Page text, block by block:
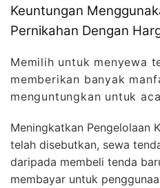
Keuntungan
Pernikahan Dengan
Memilih untuk menyewa
memberikan banyak
menguntungkan untuk
Meningkatkan Pengelolaan
telah disebutkan, sewa
daripada membeli tenda
membayar untuk